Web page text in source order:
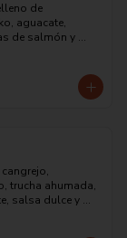
de
aguacate,
de salmón y
trucha ahumada,
salsa dulce y